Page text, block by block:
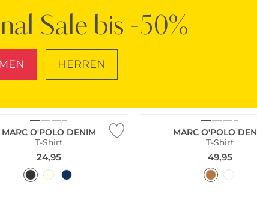
Sale bis -50%
HERREN
MARC O'POLO DENIM
T-Shirt
24,95
MARC O'POLO
T-Shirt
49,95